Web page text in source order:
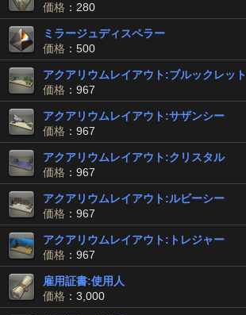
価格 ：280
ミラージュディスペラー
価格 ：500
アクアリウムレイアウト:ブルックレット
価格 ：967
アクアリウムレイアウト:サザンシー
価格 ：967
アクアリウムレイアウト:クリスタル
価格 ：967
アクアリウムレイアウト:ルビーシー
価格 ：967
アクアリウムレイアウト:トレジャー
価格 ：967
雇用証書:使用人
価格 ：3,000